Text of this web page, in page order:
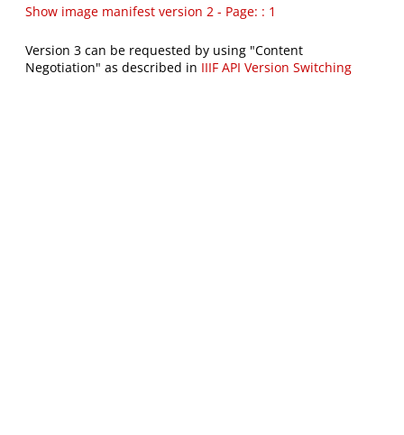
Show image manifest version 2 - Page: : 1
Version 3 can be requested by using "Content
Negotiation" as described in IIIF API Version Switching